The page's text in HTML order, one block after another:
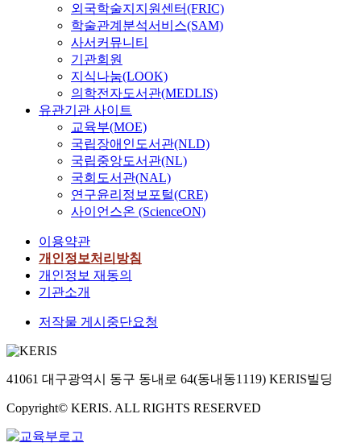
외국학술지지원센터(FRIC)
학술관계분석서비스(SAM)
사서커뮤니티
기관회원
지식나눔(LOOK)
의학전자도서관(MEDLIS)
유관기관 사이트
교육부(MOE)
국립장애인도서관(NLD)
국립중앙도서관(NL)
국회도서관(NAL)
연구윤리정보포털(CRE)
사이언스온 (ScienceON)
이용약관
개인정보처리방침
개인정보 재동의
기관소개
저작물 게시중단요청
41061 대구광역시 동구 동내로 64(동내동1119) KERIS빌딩
Copyright© KERIS. ALL RIGHTS RESERVED